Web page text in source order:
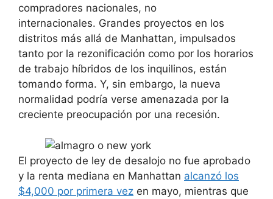
compradores nacionales, no
internacionales. Grandes proyectos en los
distritos más allá de Manhattan, impulsados ​​
tanto por la rezonificación como por los horarios
de trabajo híbridos de los inquilinos, están
tomando forma. Y, sin embargo, la nueva
normalidad podría verse amenazada por la
creciente preocupación por una recesión.
El proyecto de ley de desalojo no fue aprobado
y la renta mediana en Manhattan alcanzó los
$4,000 por primera vez en mayo, mientras que